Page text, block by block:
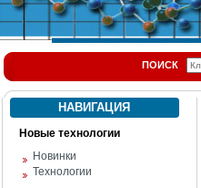
ПОИСК
НАВИГАЦИЯ
Новые технологии
Новинки
Технологии